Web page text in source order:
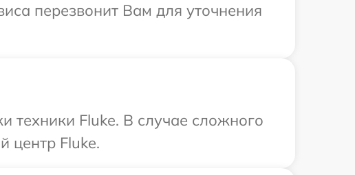
перезвонит Вам для уточнения
техники Fluke. В случае сложного
центр Fluke.